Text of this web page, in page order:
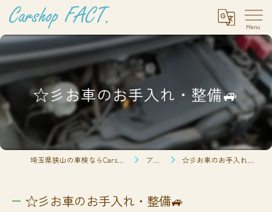
☆彡お車のお手入れ・整備🚙
ブログ ☆彡お車のお手入れ・整備🚙
☆彡お車のお手入れ・整備🚙